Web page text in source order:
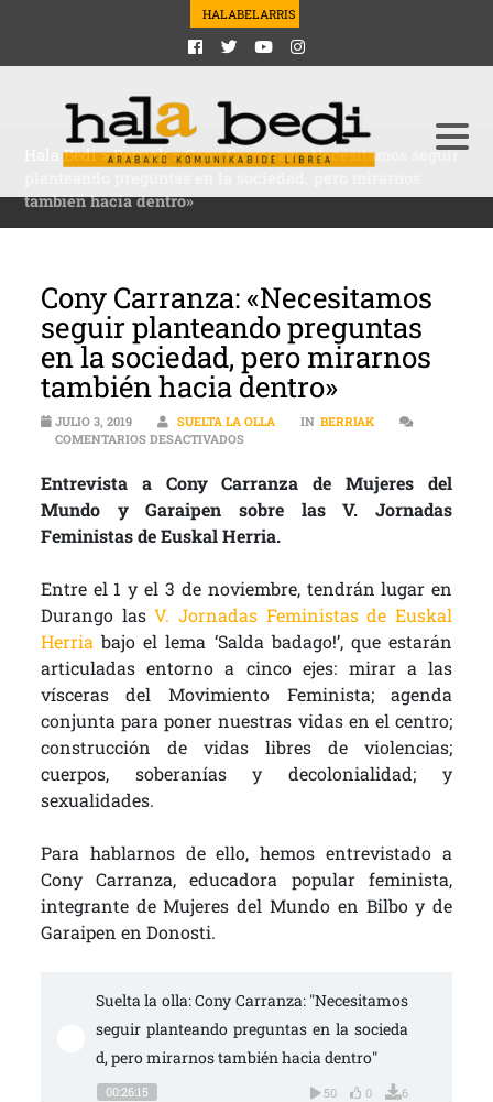
HALABELARRIS
Hala Bedi>Berriak>Cony Carranza: «Necesitamos seguir
también hacia dentro»
Cony Carranza: «Necesitamos
seguir planteando preguntas
en la sociedad, pero mirarnos
también hacia dentro»
JULIO 3, 2019 SUELTA LA OLLA IN BERRIAK
COMENTARIOS DESACTIVADOSEN CONY CARRANZA: «NECESITAMOS
Entrevista a Cony Carranza de Mujeres del
Mundo y Garaipen sobre las V. Jornadas
Feministas de Euskal Herria.
Entre el 1 y el 3 de noviembre, tendrán lugar en
Durango lasV. Jornadas Feministas de Euskal
Herria bajo el lema ‘Salda badago!’, que estarán
articuladas entorno a cinco ejes: mirar a las
vísceras del Movimiento Feminista; agenda
conjunta para poner nuestras vidas en el centro;
construcción de vidas libres de violencias;
cuerpos, soberanías y decolonialidad; y
sexualidades.
Para hablarnos de ello, hemos entrevistado a
Cony Carranza, educadora popular feminista,
integrante de Mujeres del Mundo en Bilbo y de
Garaipen en Donosti.
Suelta la olla: Cony Carranza: "Necesitamos
seguir planteando preguntas en la socieda
d, pero mirarnos también hacia dentro"
00:26:15 50 0 6